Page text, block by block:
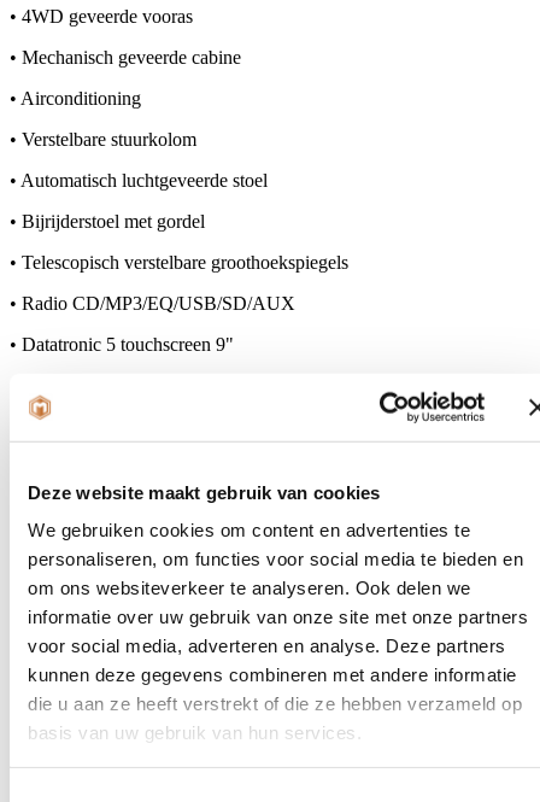
Deze website maakt gebruik van cookies
We gebruiken cookies om content en advertenties te
personaliseren, om functies voor social media te bieden en
om ons websiteverkeer te analyseren. Ook delen we
informatie over uw gebruik van onze site met onze partners
voor social media, adverteren en analyse. Deze partners
kunnen deze gegevens combineren met andere informatie
die u aan ze heeft verstrekt of die ze hebben verzameld op
basis van uw gebruik van hun services.
• 4WD geveerde vooras
• Mechanisch geveerde cabine
• Airconditioning
• Verstelbare stuurkolom
• Automatisch luchtgeveerde stoel
• Bijrijderstoel met gordel
• Telescopisch verstelbare groothoekspiegels
• Radio CD/MP3/EQ/USB/SD/AUX
• Datatronic 5 touchscreen 9"
• Powercontrol en Multipad
• 110 l/min CCLS hydrauliek
• CCLS 3 & 4 ventielen op vingertip
• 3.200 kg fronthefinrichting dubbelwerkend
• 3.200 kg FH + 1 dubbelwerkend ventiel
• Zonder FH accessoires, met dubbelwerkend ventiel